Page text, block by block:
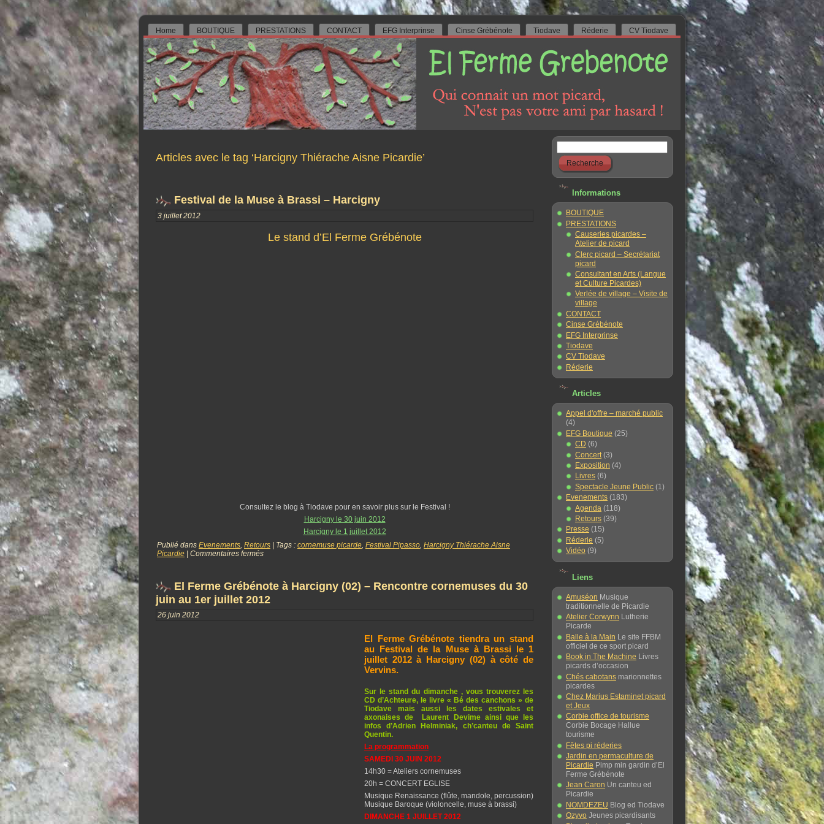
Home BOUTIQUE PRESTATIONS CONTACT EFG Interprinse Cinse Grébénote Tiodave Réderie CV Tiodave
Articles avec le tag ‘Harcigny Thiérache Aisne Picardie’
Festival de la Muse à Brassi – Harcigny
3 juillet 2012
Le stand d’El Ferme Grébénote
Consultez le blog à Tiodave pour en savoir plus sur le Festival !
Harcigny le 30 juin 2012
Harcigny le 1 juillet 2012
Publié dans Evenements, Retours | Tags : cornemuse picarde, Festival Pipasso, Harcigny Thiérache Aisne
Picardie
Commentaires fermés
El Ferme Grébénote à Harcigny (02) – Rencontre cornemuses du 30
juin au 1er juillet 2012
26 juin 2012
El Ferme Grébénote tiendra un stand
au Festival de la Muse à Brassi le 1
juillet 2012 à Harcigny (02) à côté de
Vervins.
Sur le stand du dimanche , vous trouverez les
CD d’Achteure, le livre « Bé des canchons » de
Tiodave mais aussi les dates estivales et
axonaises de Laurent Devime ainsi que les
infos d’Adrien Helminiak, ch’canteu de Saint
Quentin.
La programmation
SAMEDI 30 JUIN 2012
14h30 = Ateliers cornemuses
20h = CONCERT EGLISE
Musique Renaissance (flûte, mandole, percussion)
Musique Baroque (violoncelle, muse à brassi)
DIMANCHE 1 JUILLET 2012
Informations
BOUTIQUE
PRESTATIONS
Causeries picardes –
Atelier de picard
Clerc picard – Secrétariat
picard
Consultant en Arts (Langue
et Culture Picardes)
Verlée de village – Visite de
village
CONTACT
Cinse Grébénote
EFG Interprinse
Tiodave
CV Tiodave
Réderie
Articles
Appel d'offre – marché public
(4)
EFG Boutique (25)
CD (6)
Concert (3)
Exposition (4)
Livres (6)
Spectacle Jeune Public (1)
Evenements (183)
Agenda (118)
Retours (39)
Presse (15)
Réderie (5)
Vidéo (9)
Liens
Amuséon Musique
traditionnelle de Picardie
Atelier Corwynn Lutherie
Picarde
Balle à la Main Le site FFBM
officiel de ce sport picard
Book in The Machine Livres
picards d’occasion
Chés cabotans marionnettes
picardes
Chez Marius Estaminet picard
et Jeux
Corbie office de tourisme
Corbie Bocage Hallue
tourisme
Fêtes pi réderies
Jardin en permaculture de
Picardie Pimp min gardin d’El
Ferme Grébénote
Jean Caron Un canteu ed
Picardie
NOMDEZEU Blog ed Tiodave
Ozyvo Jeunes picardisants